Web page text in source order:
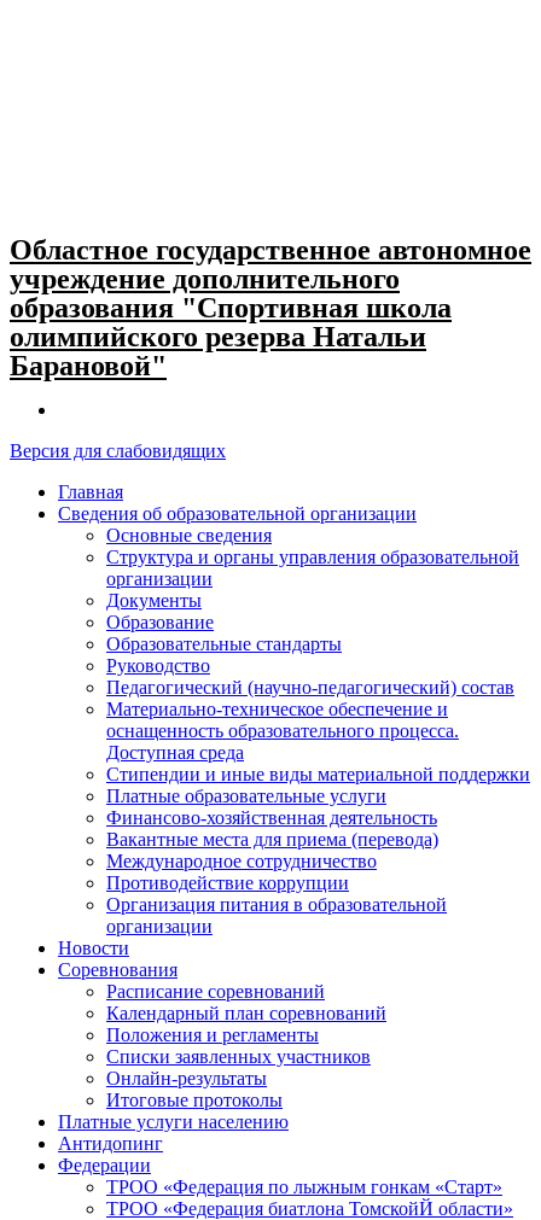
Областное государственное автономное
учреждение дополнительного
образования "Спортивная школа
олимпийского резерва Натальи
Барановой"
Версия для слабовидящих
Главная
Сведения об образовательной организации
Основные сведения
Структура и органы управления образовательной
организации
Документы
Образование
Образовательные стандарты
Руководство
Педагогический (научно-педагогический) состав
Материально-техническое обеспечение и
оснащенность образовательного процесса.
Доступная среда
Стипендии и иные виды материальной поддержки
Платные образовательные услуги
Финансово-хозяйственная деятельность
Вакантные места для приема (перевода)
Международное сотрудничество
Противодействие коррупции
Организация питания в образовательной
организации
Новости
Соревнования
Расписание соревнований
Календарный план соревнований
Положения и регламенты
Списки заявленных участников
Онлайн-результаты
Итоговые протоколы
Платные услуги населению
Антидопинг
Федерации
ТРОО «Федерация по лыжным гонкам «Старт»
ТРОО «Федерация биатлона ТомскойЙ области»